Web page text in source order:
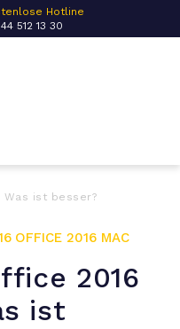
Hotline
512 13 30
Was ist besser?
OFFICE 2016 MAC
2016
ist